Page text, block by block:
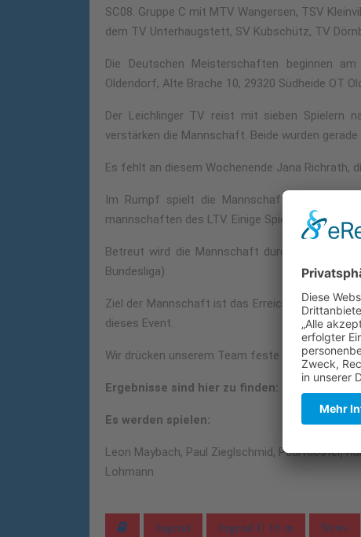
SC08. Gruppe C mit MTV Wangersen, TSV
dem TV Unterhaugstett, SV Kubschütz, TV
Die Deutschen Meisterschaften beginnen
Oldendorf, Alte Brache 10, 29320 Südheide OT
Der Leichlinger TV reist mit sieben Spielern
verstärken die Mannschaft. Beide wurden
Es fehlt an diesem Wochenende Jana Richrath,
Im Rumpf spielt die Mannschaft bereits
mannschaften des LTV. Einige Spieler fanden
Betreut wird die Mannschaft durch Trainer
Bundesliga).
Ziel der Mannschaft ist das Erreichen einer
dieses Event.
Wir drücken unserem Team feste die Daumen
Ergebnisse sind hier zu finden:
Es werden spielen:
Leon Maybach, Paul Zieglschmid, Paul Kloster,
Lohmann
Jugend Jugend U 16 m News